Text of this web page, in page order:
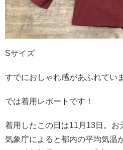
Sサイズ
すでにおしゃれ感があふれてい
では着用レポートです！
着用したこの日は11月13日。お
気象庁によると都内の平均気温